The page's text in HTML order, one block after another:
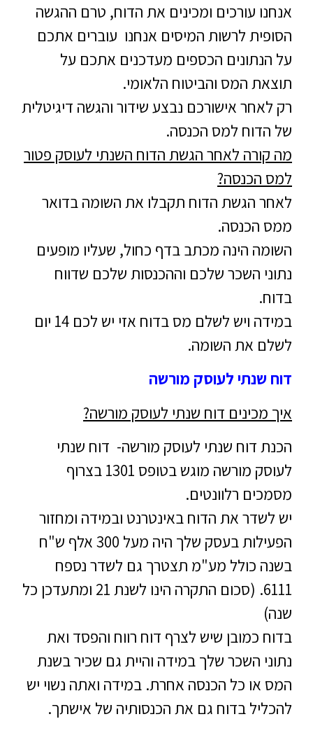
אנחנו עורכים ומכינים את הדוח, טרם ההגשה
הסופית לרשות המיסים אנחנו עוברים אתכם
על הנתונים הכספים מעדכנים אתכם על
תוצאת המס והביטוח הלאומי.
רק לאחר אישורכם נבצע שידור והגשה דיגיטלית
של הדוח למס הכנסה.
מה קורה לאחר הגשת הדוח השנתי לעוסק פטור
למס הכנסה?
לאחר הגשת הדוח תקבלו את השומה בדואר
ממס הכנסה.
השומה הינה מכתב בדף כחול, שעליו מופעים
נתוני השכר שלכם וההכנסות שלכם שדווח
בדוח.
במידה ויש לשלם מס בדוח אזי יש לכם 14 יום
לשלם את השומה.
דוח שנתי לעוסק מורשה
איך מכינים דוח שנתי לעוסק מורשה?
הכנת דוח שנתי לעוסק מורשה- דוח שנתי
לעוסק מורשה מוגש בטופס 1301 בצרוף
מסמכים רלוונטים.
יש לשדר את הדוח באינטרנט ובמידה ומחזור
הפעילות בעסק שלך היה מעל 300 אלף ש"ח
בשנה כולל מע"מ תצטרך גם לשדר נספח
6111. (סכום התקרה הינו לשנת 21 ומתעדכן כל
שנה)
בדוח כמובן שיש לצרף דוח רווח והפסד ואת
נתוני השכר שלך במידה והיית גם שכיר בשנת
המס או כל הכנסה אחרת. במידה ואתה נשוי יש
להכליל בדוח גם את הכנסותיה של אישתך.